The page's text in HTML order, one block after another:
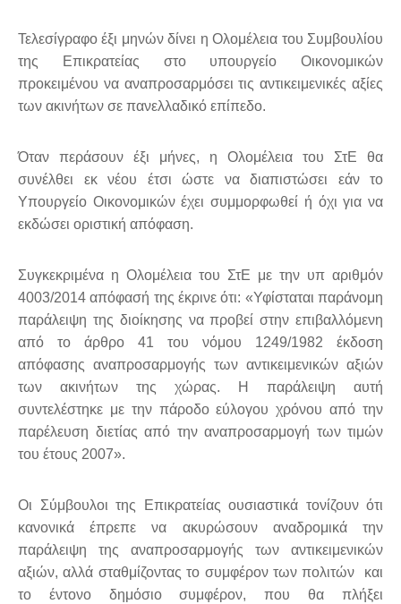
Τελεσίγραφο έξι μηνών δίνει η Ολομέλεια του Συμβουλίου
της Επικρατείας στο υπουργείο Οικονομικών
προκειμένου να αναπροσαρμόσει τις αντικειμενικές αξίες
των ακινήτων σε πανελλαδικό επίπεδο.
Όταν περάσουν έξι μήνες, η Ολομέλεια του ΣτΕ θα
συνέλθει εκ νέου έτσι ώστε να διαπιστώσει εάν το
Υπουργείο Οικονομικών έχει συμμορφωθεί ή όχι για να
εκδώσει οριστική απόφαση.
Συγκεκριμένα η Ολομέλεια του ΣτΕ με την υπ αριθμόν
4003/2014 απόφασή της έκρινε ότι: «Υφίσταται παράνομη
παράλειψη της διοίκησης να προβεί στην επιβαλλόμενη
από το άρθρο 41 του νόμου 1249/1982 έκδοση
απόφασης αναπροσαρμογής των αντικειμενικών αξιών
των ακινήτων της χώρας. Η παράλειψη αυτή
συντελέστηκε με την πάροδο εύλογου χρόνου από την
παρέλευση διετίας από την αναπροσαρμογή των τιμών
του έτους 2007».
Οι Σύμβουλοι της Επικρατείας ουσιαστικά τονίζουν ότι
κανονικά έπρεπε να ακυρώσουν αναδρομικά την
παράλειψη της αναπροσαρμογής των αντικειμενικών
αξιών, αλλά σταθμίζοντας το συμφέρον των πολιτών και
το έντονο δημόσιο συμφέρον, που θα πλήξει